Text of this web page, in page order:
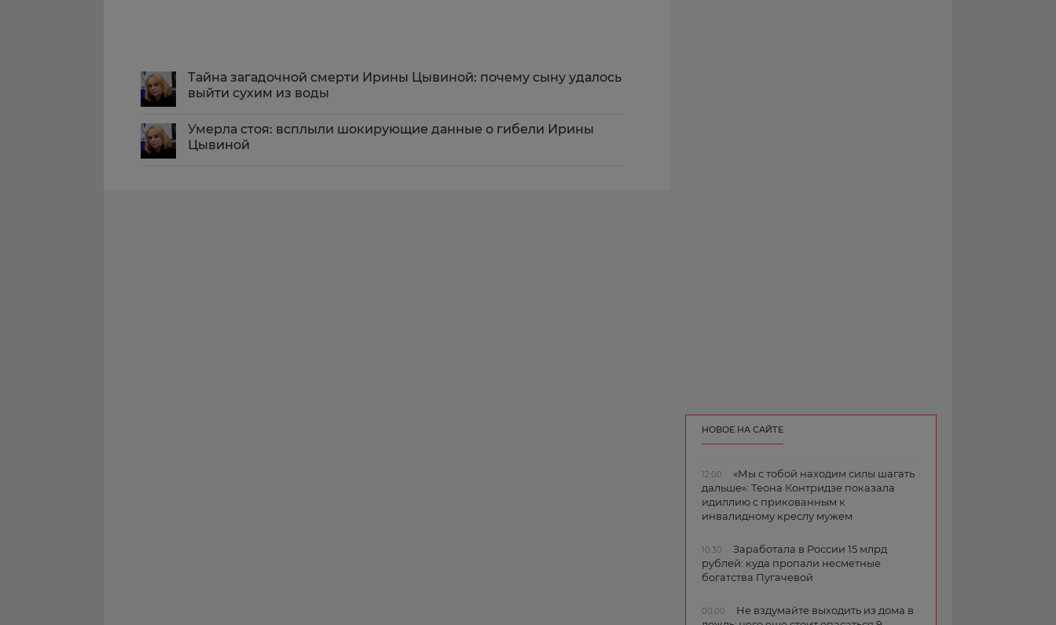
Тайна загадочной смерти Ирины Цывиной: почему сыну удалось
выйти сухим из воды
Умерла стоя: всплыли шокирующие данные о гибели Ирины
Цывиной
НОВОЕ НА САЙТЕ
12:00
«Мы с тобой находим силы шагать
дальше»: Теона Контридзе показала
идиллию с прикованным к
инвалидному креслу мужем
10:30
Заработала в России 15 млрд
рублей: куда пропали несметные
богатства Пугачевой
00:00
Не вздумайте выходить из дома в